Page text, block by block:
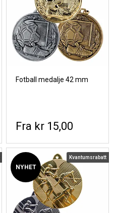
Fotball medalje 42 mm
kr 15,00
NYHET
Kvantumsrabatt